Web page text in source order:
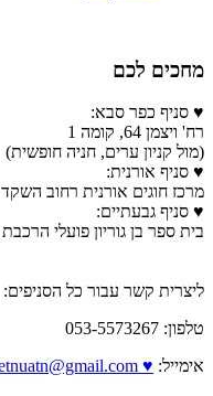
מחכים לכם
♥ סניף כפר סבא:
רח' ויצמן 64, קומה 1
(מול קניון ערים, חניה חופשית)
♥ סניף אורנית:
מרכז חוגים אורנית רחוב השקד 7
♥ סניף גבעתיים:
בית ספר בן גוריון פועלי הרכבת 30
ליצרית קשר עבור כל הסניפים:
טלפון: 053-5573267
אימייל: ♥ betnuatn@gmail.com